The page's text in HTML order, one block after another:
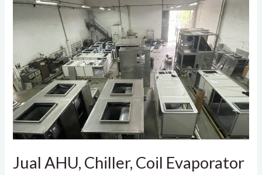
Jual AHU, Chiller, Coil Evaporator
AHU,
Chiller,
Evaporator
&
Cold
Storage
untuk
Gedung
Industri